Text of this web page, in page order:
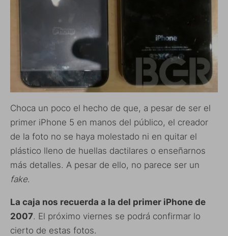
Choca un poco el hecho de que, a pesar de ser el
primer iPhone 5 en manos del público, el creador
de la foto no se haya molestado ni en quitar el
plástico lleno de huellas dactilares o enseñarnos
más detalles. A pesar de ello, no parece ser un
fake.
La caja nos recuerda a la del primer iPhone de
2007. El próximo viernes se podrá confirmar lo
cierto de estas fotos.